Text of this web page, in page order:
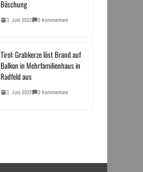
Böschung
3. Juni 2022 0 Kommentare
Tirol: Grabkerze löst Brand auf
Balkon in Mehrfamilienhaus in
Radfeld aus
3. Juni 2022 0 Kommentare